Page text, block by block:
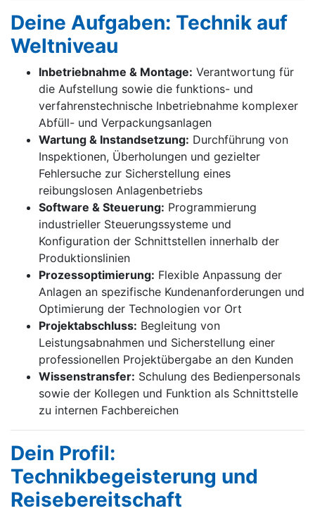
Deine Aufgaben: Technik auf
Weltniveau
Inbetriebnahme & Montage: Verantwortung für
die Aufstellung sowie die funktions- und
verfahrenstechnische Inbetriebnahme komplexer
Abfüll- und Verpackungsanlagen
Wartung & Instandsetzung: Durchführung von
Inspektionen, Überholungen und gezielter
Fehlersuche zur Sicherstellung eines
reibungslosen Anlagenbetriebs
Software & Steuerung: Programmierung
industrieller Steuerungssysteme und
Konfiguration der Schnittstellen innerhalb der
Produktionslinien
Prozessoptimierung: Flexible Anpassung der
Anlagen an spezifische Kundenanforderungen und
Optimierung der Technologien vor Ort
Projektabschluss: Begleitung von
Leistungsabnahmen und Sicherstellung einer
professionellen Projektübergabe an den Kunden
Wissenstransfer: Schulung des Bedienpersonals
sowie der Kollegen und Funktion als Schnittstelle
zu internen Fachbereichen
Dein Profil:
Technikbegeisterung und
Reisebereitschaft